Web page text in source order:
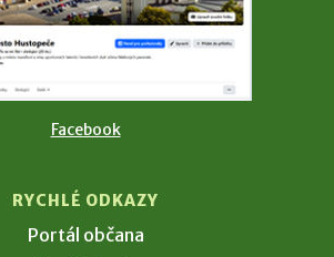
Facebook
RYCHLÉ ODKAZY
Portál občana